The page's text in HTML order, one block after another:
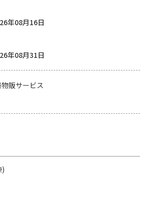
年08月16日
年08月31日
物販サービス
)